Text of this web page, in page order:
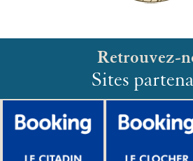
Retrouvez-
Sites